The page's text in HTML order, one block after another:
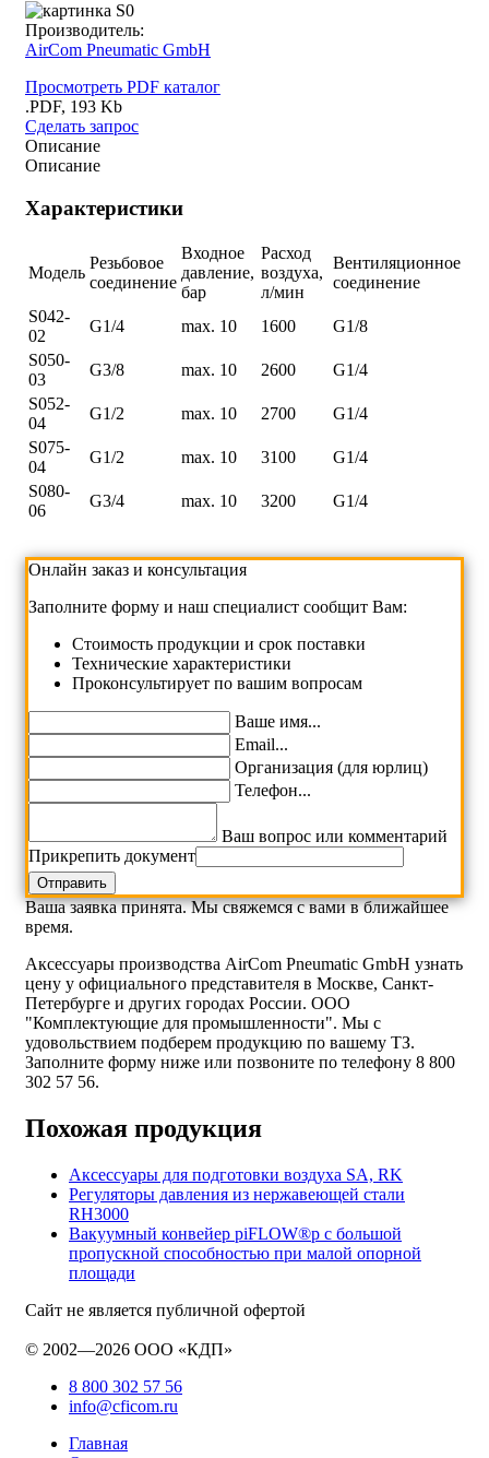
Производитель:
AirCom Pneumatic GmbH
Просмотреть PDF каталог
.PDF, 193 Kb
Сделать запрос
Описание
Описание
Характеристики
Модель
Резьбовое
соединение
Входное
давление,
бар
Расход
воздуха,
л/мин
Вентиляционное
соединение
S042-
02
G1/4 max. 10 1600
G1/8
S050-
03
G3/8 max. 10 2600
G1/4
S052-
04
G1/2 max. 10 2700
G1/4
S075-
04
G1/2 max. 10 3100
G1/4
S080-
06
G3/4 max. 10 3200 G1/4
Онлайн заказ и консультация
Заполните форму и наш специалист сообщит Вам:
Cтоимость продукции и срок поставки
Технические характеристики
Проконсультирует по вашим вопросам
Ваше имя...
Email...
Организация (для юрлиц)
Телефон...
Ваш вопрос или комментарий
Прикрепить документ
Ваша заявка принята. Мы свяжемся с вами в ближайшее
время.
Аксессуары производства AirCom Pneumatic GmbH узнать
цену у официального представителя в Москве, Санкт-
Петербурге и других городах России. ООО
"Комплектующие для промышленности". Мы с
удовольствием подберем продукцию по вашему ТЗ.
Заполните форму ниже или позвоните по телефону 8 800
302 57 56.
Похожая продукция
Аксессуары для подготовки воздуха SA, RK
Регуляторы давления из нержавеющей стали
RH3000
Вакуумный конвейер piFLOW®p с большой
пропускной способностью при малой опорной
площади
Сайт не является публичной офертой
© 2002—2026 ООО «КДП»
8 800 302 57 56
info@cficom.ru
Главная